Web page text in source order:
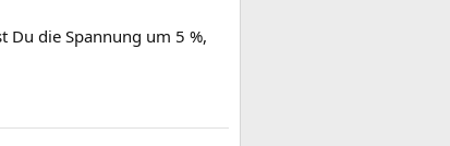
Du die Spannung um 5 %,